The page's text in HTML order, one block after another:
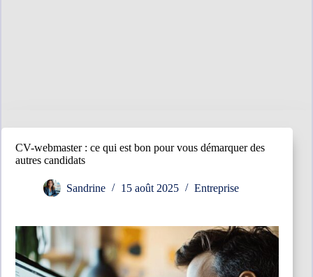
CV-webmaster : ce qui est bon pour vous démarquer des
autres candidats
Sandrine 15 août 2025 Entreprise